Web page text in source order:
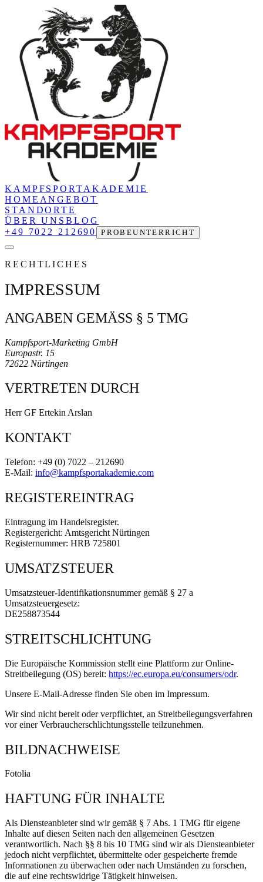
KAMPFSPORTAKADEMIE
HOME ANGEBOT
STANDORTE
ÜBER UNSBLOG
+49 7022 212690
PROBEUNTERRICHT
RECHTLICHES
IMPRESSUM
ANGABEN GEMÄSS § 5 TMG
Kampfsport-Marketing GmbH
Europastr. 15
72622 Nürtingen
VERTRETEN DURCH
Herr GF Ertekin Arslan
KONTAKT
Telefon: +49 (0) 7022 – 212690
E-Mail: info@kampfsportakademie.com
REGISTEREINTRAG
Eintragung im Handelsregister.
Registergericht: Amtsgericht Nürtingen
Registernummer: HRB 725801
UMSATZSTEUER
Umsatzsteuer-Identifikationsnummer gemäß § 27 a
Umsatzsteuergesetz:
DE258873544
STREITSCHLICHTUNG
Die Europäische Kommission stellt eine Plattform zur Online-
Streitbeilegung (OS) bereit: https://ec.europa.eu/consumers/odr.
Unsere E-Mail-Adresse finden Sie oben im Impressum.
Wir sind nicht bereit oder verpflichtet, an Streitbeilegungsverfahren
vor einer Verbraucherschlichtungsstelle teilzunehmen.
BILDNACHWEISE
Fotolia
HAFTUNG FÜR INHALTE
Als Diensteanbieter sind wir gemäß § 7 Abs. 1 TMG für eigene
Inhalte auf diesen Seiten nach den allgemeinen Gesetzen
verantwortlich. Nach §§ 8 bis 10 TMG sind wir als Diensteanbieter
jedoch nicht verpflichtet, übermittelte oder gespeicherte fremde
Informationen zu überwachen oder nach Umständen zu forschen,
die auf eine rechtswidrige Tätigkeit hinweisen.